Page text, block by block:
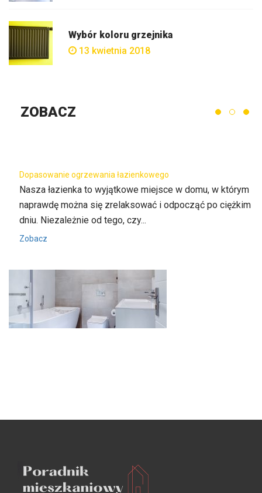
Wybór koloru grzejnika
13 kwietnia 2018
ZOBACZ
Dopasowanie ogrzewania łazienkowego
Nasza łazienka to wyjątkowe miejsce w domu, w którym
naprawdę można się zrelaksować i odpocząć po ciężkim
dniu. Niezależnie od tego, czy...
Zobacz